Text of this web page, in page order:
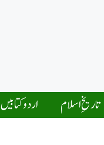
تاریخِ اسلام اردو کتابیں